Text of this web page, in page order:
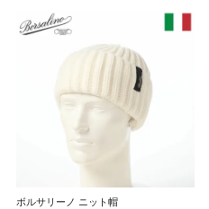
ボルサリーノ ニット帽